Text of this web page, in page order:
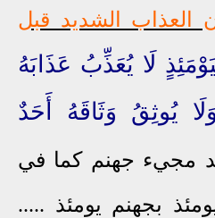
العذاب الشديد قبل
لَا يُعَذِّبُ عَذَابَهُ
٨٩) وَلَا يُوثِقُ وَثَاقَهُ أَحَدٌ
مجيء جهنم كما في
بجهنم يومئذ .....